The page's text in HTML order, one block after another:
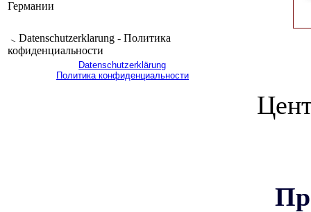
Германии
Datenschutzerklarung - Политика
кофиденциальности
Datenschutzerklärung
Политика конфиденциальности